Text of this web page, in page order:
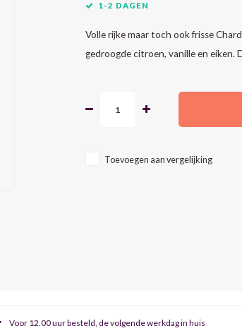
1-2 DAGEN
Volle rijke maar toch ook frisse
gedroogde citroen, vanille en eiken.
Toevoegen aan vergelijking
Voor 12.00 uur besteld, de volgende werkdag in huis